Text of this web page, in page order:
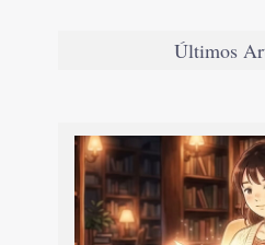
Últimos